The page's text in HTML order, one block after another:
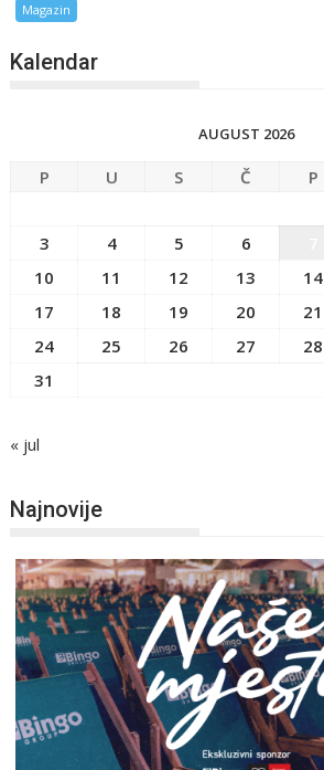
Magazin
Kalendar
AUGUST 2026
P U S Č P
3
4 5 6
10
11 12 13 14
17
18 19 20 21
24
25 26 27 28
31
« jul
Najnovije